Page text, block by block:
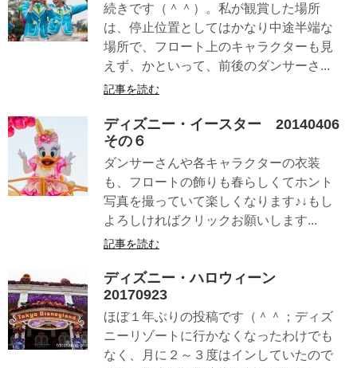
続きです（＾＾）。私が観賞した場所
は、停止位置としてはかなり中途半端な
場所で、フロート上のキャラクターも見
えず、かといって、前後のダンサーさ...
記事を読む
ディズニー・イースター 20140406
その６
ダンサーさんや各キャラクターの衣装
も、フロートの飾りも春らしくてホント
写真を撮っていて楽しくなります♪↓もし
よろしければクリックお願いします...
記事を読む
ディズニー・ハロウィーン
20170923
ほぼ１年ぶりの投稿です（＾＾；ディズ
ニーリゾートに行かなくなったわけでも
なく、月に２～３度はインしていたので